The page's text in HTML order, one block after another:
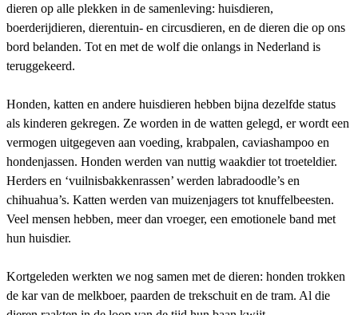
dieren op alle plekken in de samenleving: huisdieren,
boerderijdieren, dierentuin- en circusdieren, en de dieren die op ons
bord belanden. Tot en met de wolf die onlangs in Nederland is
teruggekeerd.
Honden, katten en andere huisdieren hebben bijna dezelfde status
als kinderen gekregen. Ze worden in de watten gelegd, er wordt een
vermogen uitgegeven aan voeding, krabpalen, caviashampoo en
hondenjassen. Honden werden van nuttig waakdier tot troeteldier.
Herders en ‘vuilnisbakkenrassen’ werden labradoodle’s en
chihuahua’s. Katten werden van muizenjagers tot knuffelbeesten.
Veel mensen hebben, meer dan vroeger, een emotionele band met
hun huisdier.
Kortgeleden werkten we nog samen met de dieren: honden trokken
de kar van de melkboer, paarden de trekschuit en de tram. Al die